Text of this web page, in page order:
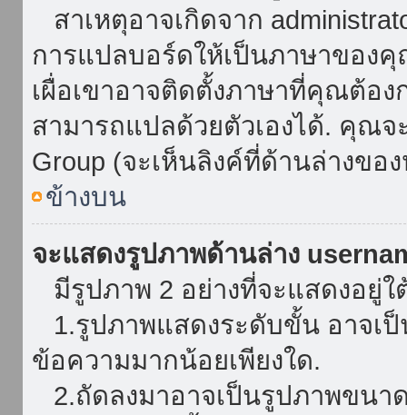
สาเหตุอาจเกิดจาก
การแปลบอร์ดให้เป็นภาษาของ
เผื่อเขาอาจติดตั้งภาษาที่คุณต้อ
สามารถแปลด้วยตัวเองได้. คุณจ
Group (จะเห็นลิงค์ที่ด้านล่างขอ
ข้างบน
จะแสดงรูปภาพด้านล่าง
มีรูปภาพ 2 อย่างที่จะแสดงอยู่ใ
1.รูปภาพแสดงระดับขั้น อาจเ
ข้อความมากน้อยเพียงใด.
2.ถัดลงมาอาจเป็นรูปภาพขนา